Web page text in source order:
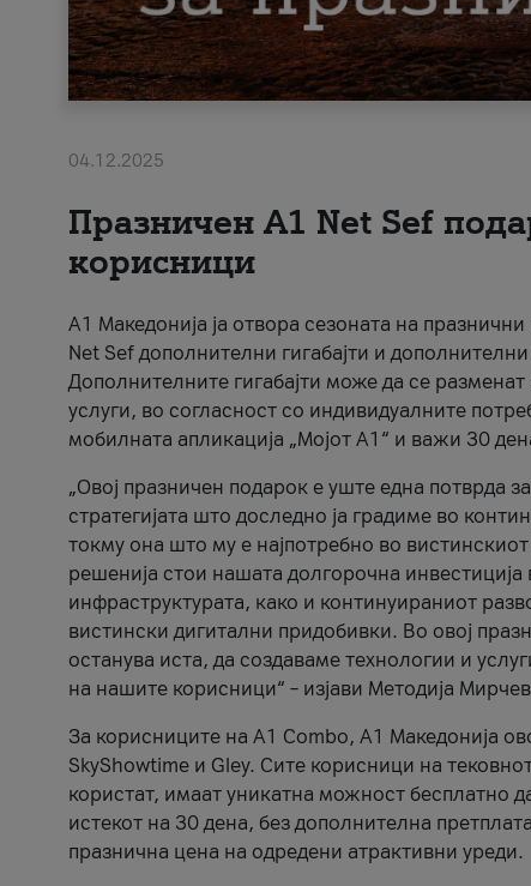
04.12.2025
Празничен A1 Net Sеf
корисници
А1 Македонија ја отвора сезоната на
Net Sef дополнителни гигабајти и
Дополнителните гигабајти може да се
услуги, во согласност со индивидуалните
мобилната апликација „Мојот А1“ и важи 30
„Овој празничен подарок е уште една потврда
стратегијата што доследно ја градиме во
токму она што му е најпотребно во
решенија стои нашата долгорочна
инфраструктурата, како и континуираниот
вистински дигитални придобивки. Во овој
останува иста, да создаваме технологии и
на нашите корисници“ – изјави Методија
За корисниците на A1 Combo, А1 Македонија
SkyShowtime и Gley. Сите корисници на
користат, имаат уникатна можност бесплатно
истекот на 30 дена, без дополнителна
празнична цена на одредени атрактивни уреди.